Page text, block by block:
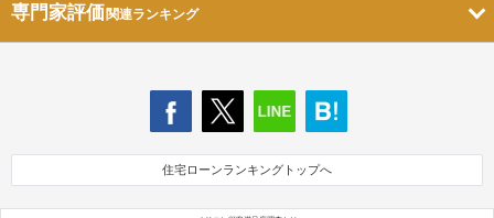
専門家評価関連ランキング
住宅ローンランキングトップへ